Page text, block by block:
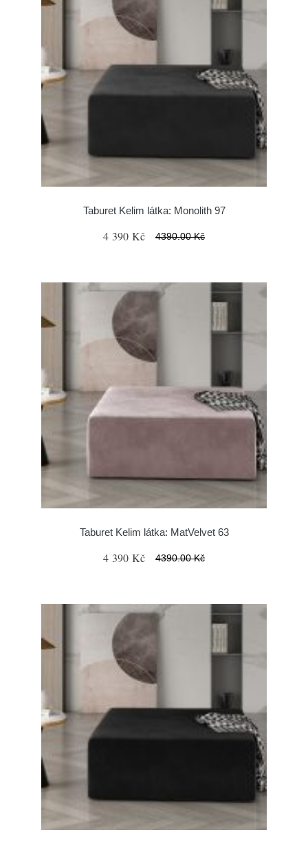
Taburet Kelim látka: Monolith 97
4 390 Kč 4390.00 Kč
Taburet Kelim látka: MatVelvet 63
4 390 Kč 4390.00 Kč